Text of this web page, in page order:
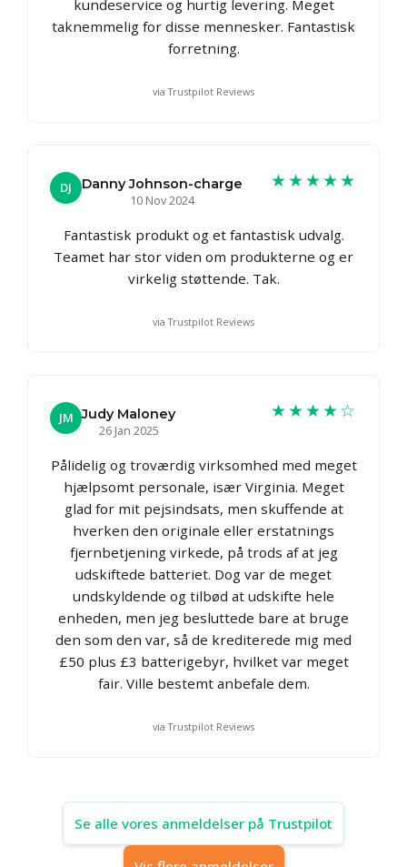
kundeservice og hurtig levering. Meget
taknemmelig for disse mennesker. Fantastisk
forretning.
via Trustpilot Reviews
DJ
Danny Johnson-charge
10 Nov 2024
★★★★★
Fantastisk produkt og et fantastisk udvalg.
Teamet har stor viden om produkterne og er
virkelig støttende. Tak.
via Trustpilot Reviews
JM Judy Maloney
26 Jan 2025
★★★★☆
Pålidelig og troværdig virksomhed med meget
hjælpsomt personale, især Virginia. Meget
glad for mit pejsindsats, men skuffende at
hverken den originale eller erstatnings
fjernbetjening virkede, på trods af at jeg
udskiftede batteriet. Dog var de meget
undskyldende og tilbød at udskifte hele
enheden, men jeg besluttede bare at bruge
den som den var, så de krediterede mig med
£50 plus £3 batterigebyr, hvilket var meget
fair. Ville bestemt anbefale dem.
via Trustpilot Reviews
Se alle vores anmeldelser på Trustpilot